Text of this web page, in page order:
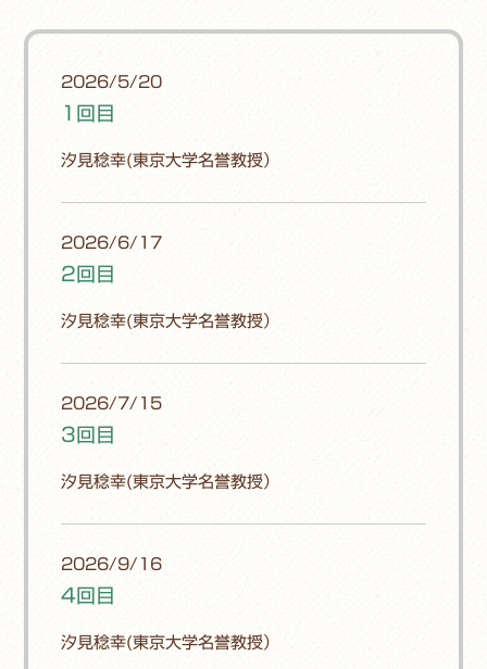
2026/5/20
1回目
汐見稔幸(東京大学名誉教授）
2026/6/17
2回目
汐見稔幸(東京大学名誉教授）
2026/7/15
3回目
汐見稔幸(東京大学名誉教授）
2026/9/16
4回目
汐見稔幸(東京大学名誉教授）